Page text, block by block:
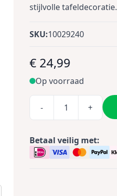
stijlvolle tafeldecoratie.
SKU:10029240
€ 24,99
Op voorraad
- +
Betaal veilig met: